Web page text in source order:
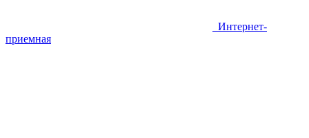
Интернет-
приемная